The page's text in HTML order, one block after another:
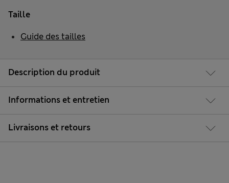
Description du produit
Informations et entretien
Livraisons et retours
Taille
Guide des tailles